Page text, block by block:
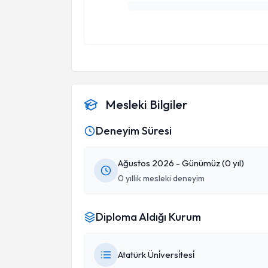
Mesleki Bilgiler
Deneyim Süresi
Ağustos 2026 - Günümüz (0 yıl)
0 yıllık mesleki deneyim
Diploma Aldığı Kurum
Atatürk Üni̇versi̇tesi̇